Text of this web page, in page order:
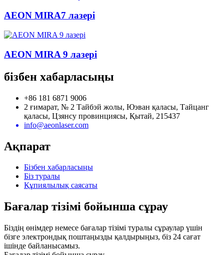
AEON MIRA7 лазері
AEON MIRA 9 лазері
бізбен хабарласыңы
+86 181 6871 9006
2 ғимарат, № 2 Тайбэй жолы, Юэван қаласы, Тайцанг
қаласы, Цзянсу провинциясы, Қытай, 215437
info@aeonlaser.com
Ақпарат
Бізбен хабарласыңы
Біз туралы
Құпиялылық саясаты
Бағалар тізімі бойынша сұрау
Біздің өнімдер немесе бағалар тізімі туралы сұраулар үшін
бізге электрондық поштаңызды қалдырыңыз, біз 24 сағат
ішінде байланысамыз.